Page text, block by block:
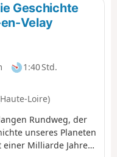
Geschichte
Velay
1:40 Std.
Loire)
Rundweg, der
unseres Planeten
Milliarde Jahren